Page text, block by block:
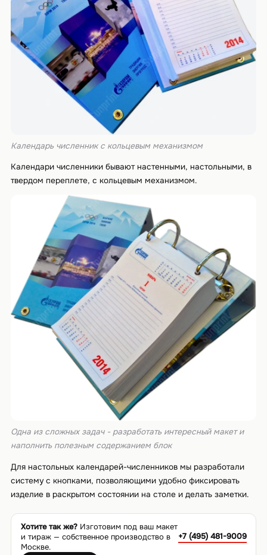
Календарь численник с кольцевым механизмом
Календари численники бывают настенными, настольными, в
твердом переплете, с кольцевым механизмом.
Одна из сложных задач - разработать интересный макет и
наполнить полезным содержанием блок
Для настольных календарей-численников мы разработали
систему с кнопками, позволяющими удобно фиксировать
изделие в раскрытом состоянии на столе и делать заметки.
Хотите так же?Изготовим под ваш макет
и тираж — собственное производство в
Москве.
+7 (495) 481-9009